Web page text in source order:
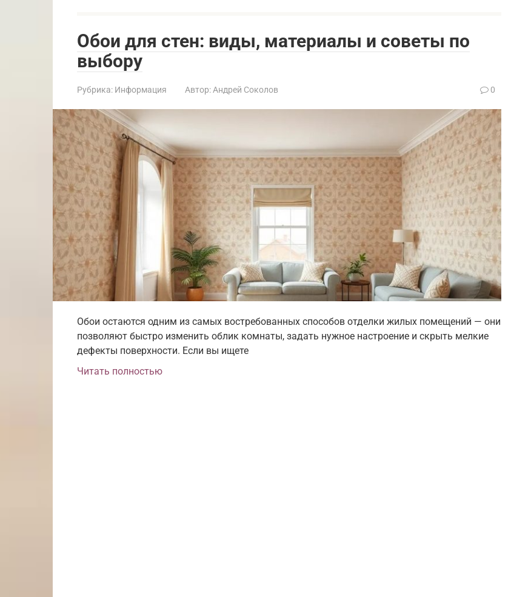
Обои для стен: виды, материалы и советы по
выбору
Рубрика: Информация Автор: Андрей Соколов 0
Обои остаются одним из самых востребованных способов отделки жилых помещений — они
позволяют быстро изменить облик комнаты, задать нужное настроение и скрыть мелкие
дефекты поверхности. Если вы ищете
Читать полностью